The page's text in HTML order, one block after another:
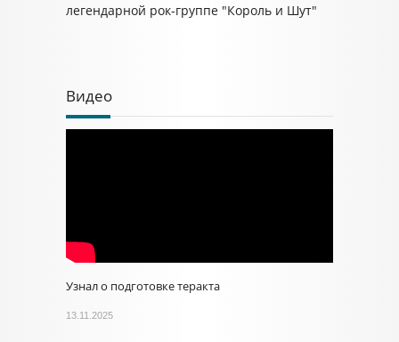
легендарной рок-группе "Король и Шут"
Видео
Узнал о подготовке теракта
13.11.2025